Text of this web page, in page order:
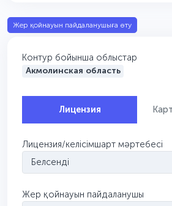
Жер қойнауын пайдаланушыға өту
Контур бойынша облыстар
Акмолинская область
Лицензия
Лицензия/келісімшарт мәртебесі
Белсенді
Жер қойнауын пайдаланушы